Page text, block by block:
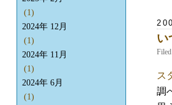
い
ス
調
(1)
2024年 12月
(1)
2024年 11月
(1)
2024年 6月
(1)